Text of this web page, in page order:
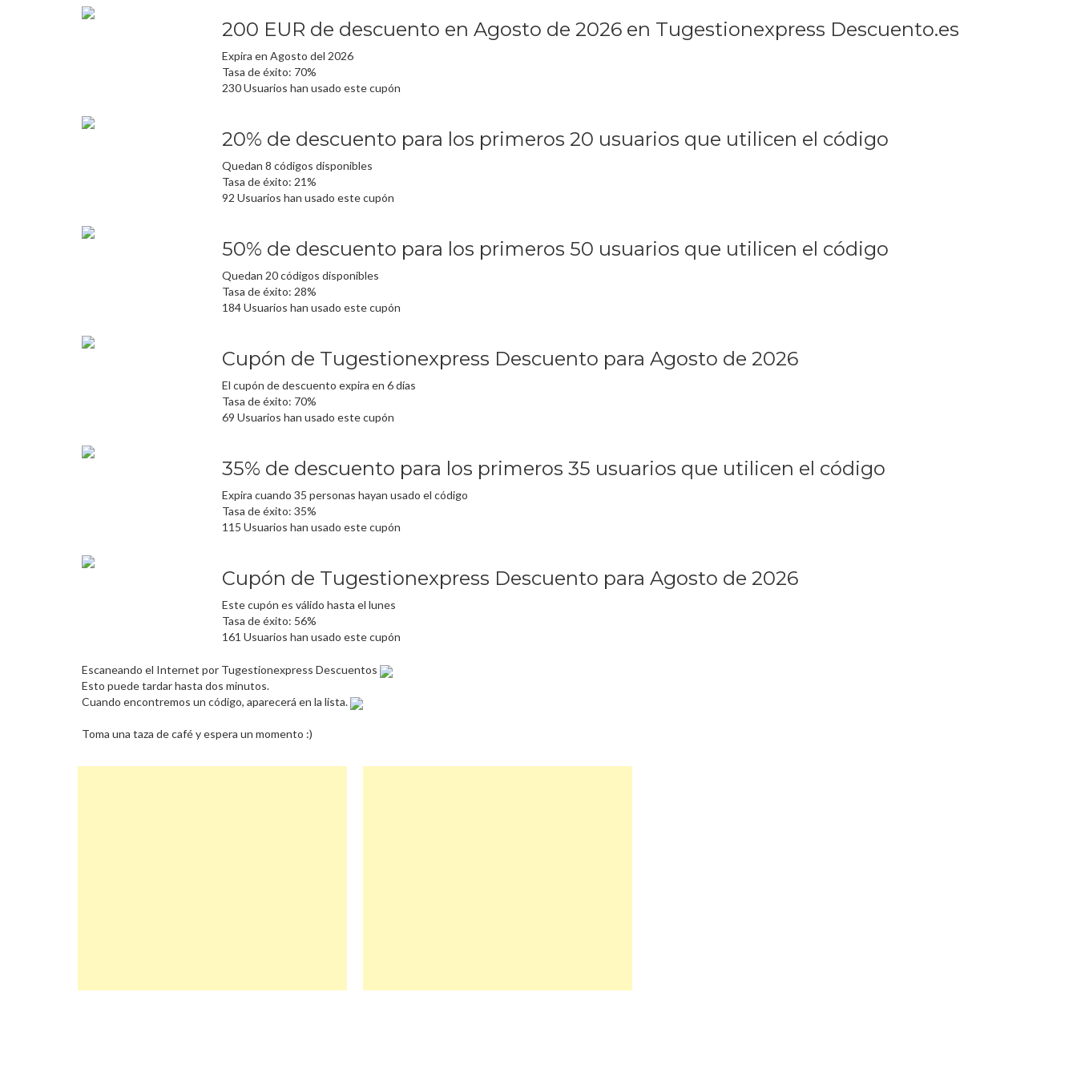
200 EUR de descuento en Agosto de 2026 en Tugestionexpress Descuento.es
Expira en Agosto del 2026
Tasa de éxito: 70%
230 Usuarios han usado este cupón
20% de descuento para los primeros 20 usuarios que utilicen el código
Quedan 8 códigos disponibles
Tasa de éxito: 21%
92 Usuarios han usado este cupón
50% de descuento para los primeros 50 usuarios que utilicen el código
Quedan 20 códigos disponibles
Tasa de éxito: 28%
184 Usuarios han usado este cupón
Cupón de Tugestionexpress Descuento para Agosto de 2026
El cupón de descuento expira en 6 días
Tasa de éxito: 70%
69 Usuarios han usado este cupón
35% de descuento para los primeros 35 usuarios que utilicen el código
Expira cuando 35 personas hayan usado el código
Tasa de éxito: 35%
115 Usuarios han usado este cupón
Cupón de Tugestionexpress Descuento para Agosto de 2026
Este cupón es válido hasta el lunes
Tasa de éxito: 56%
161 Usuarios han usado este cupón
Escaneando el Internet por Tugestionexpress Descuentos
Esto puede tardar hasta dos minutos.
Cuando encontremos un código, aparecerá en la lista.
Toma una taza de café y espera un momento :)